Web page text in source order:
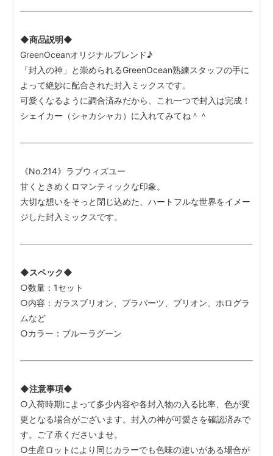
◆商品説明◆
GreenOceanオリジナルブレンド♪
「封入の神」と崇められるGreenOcean熟練スタッフの手に
よって絶妙に配合された封入ミックスです。
可愛くなるように調合済みだから、これ一つで封入は完成！
シェイカー（シャカシャカ）に入れてみてね＾＾
《No.214》ラブウィズユー
甘くときめくロマンティックな印象。
大切な想いをそっと閉じ込めた、ハートフルな世界をイメー
ジした封入ミックスです。
◆スペック◆
○数量：1セット
○内容：ガラスブリオン、プラパーツ、ブリオン、ホログラ
ムなど
○カラー：ブルーラグーン
◆注意事項◆
○入荷時期によって多少内容や各封入物の入る比率、色が変
更となる場合がございます。封入の神が可愛さを確認済みで
す。ご了承くださいませ。
○生産ロットにより同じカラーでも色味の違いがある場合が